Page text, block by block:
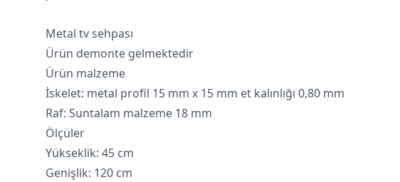
Metal tv sehpası
Ürün demonte gelmektedir
Ürün malzeme
İskelet: metal profil 15 mm x 15 mm et kalınlığı 0,80 mm
Raf: Suntalam malzeme 18 mm
Ölçüler
Yükseklik: 45 cm
Genişlik: 120 cm